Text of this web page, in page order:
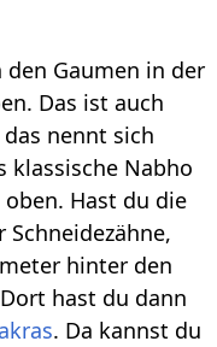
Gaumen in der
Das ist auch
nennt sich
klassische Nabho
Hast du die
hinter den
hast du dann
. Da kannst du